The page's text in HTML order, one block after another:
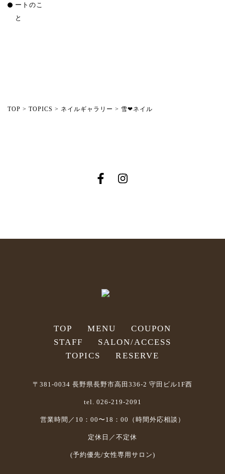
ートのこ
と
TOP > TOPICS > ネイルギャラリー > 雪❤︎ネイル
TOP MENU
COUPON
STAFF
SALON/ACCESS
TOPICS
RESERVE
〒381-0034 長野県長野市高田336-2 守田ビル1F西
tel. 026-219-2091
営業時間／10：00〜18：00（時間外応相談）
定休日／不定休
(予約優先/女性専用サロン)